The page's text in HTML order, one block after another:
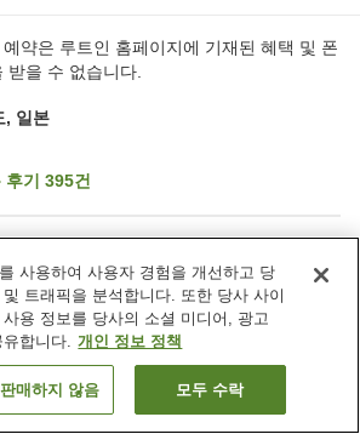
약은 루트인 홈페이지에 기재된 혜택 및 폰
받을 수 없습니다.
, 일본
후기 395건
사우나
레스토랑
객실 보기
사용하여 사용자 경험을 개선하고 당
트래픽을 분석합니다. 또한 당사 사이
용 정보를 당사의 소셜 미디어, 광고
합니다. 개인 정보 정책
매하지 않음 모두 수락